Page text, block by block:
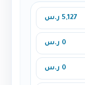
5,127 ر.س
0 ر.س
0 ر.س